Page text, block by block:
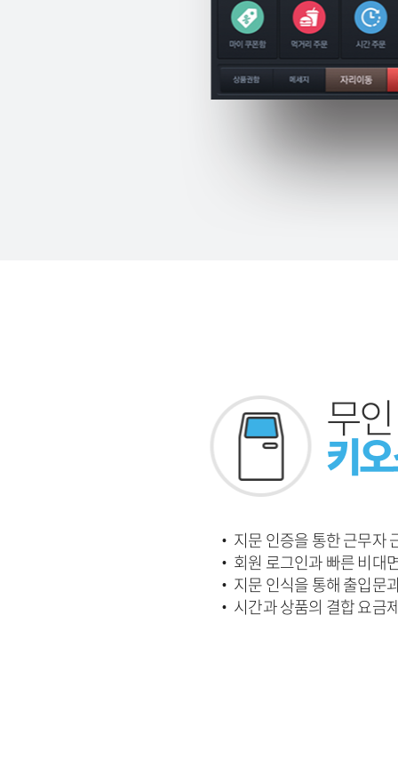
무
키
· 지문 인증을 통한 근무자
· 회원 로그인과 빠른 비대
· 지문 인식을 통해 출입문
· 시간과 상품의 결합 요금